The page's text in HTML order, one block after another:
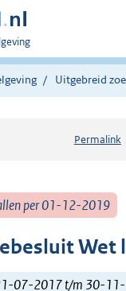
Uitgebreid
Permalink
per 01-12-2019
Wet
07-2017 t/m 30-